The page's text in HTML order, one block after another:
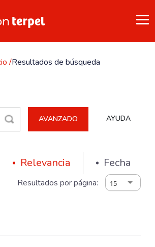
/Resultados de búsqueda
AYUDA
AVANZADO
Relevancia Fecha
Resultados por página: 15